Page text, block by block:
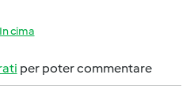
In cima
per poter commentare